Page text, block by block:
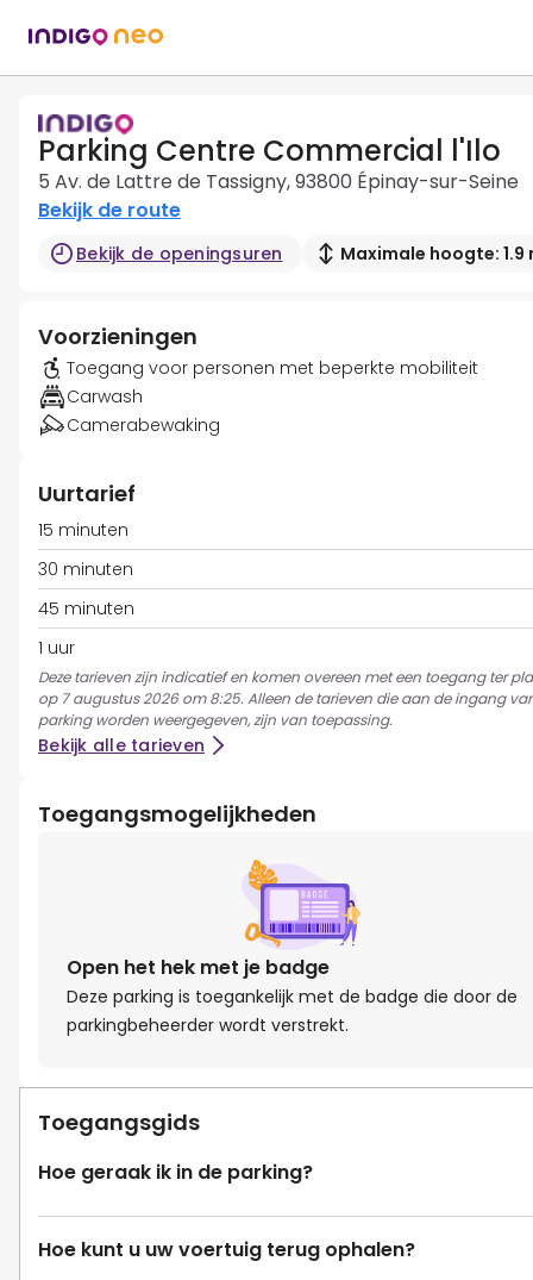
Parking Centre Commercial l'Ilo
5 Av. de Lattre de Tassigny, 93800 Épinay-sur-Seine
Bekijk de route
Bekijk de openingsuren Maximale hoogte: 1.9
Voorzieningen
Toegang voor personen met beperkte mobiliteit
Carwash
Camerabewaking
Uurtarief
15 minuten
30 minuten
45 minuten
1 uur
Deze tarieven zijn indicatief en komen overeen met een toegang ter
op 7 augustus 2026 om 8:25. Alleen de tarieven die aan de ingang
parking worden weergegeven, zijn van toepassing.
Bekijk alle tarieven
Toegangsmogelijkheden
Open het hek met je badge
Deze parking is toegankelijk met de badge die door de
parkingbeheerder wordt verstrekt.
Toegangsgids
Hoe geraak ik in de parking?
Hoe kunt u uw voertuig terug ophalen?